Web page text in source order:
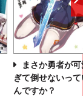
まさか勇者が
ぎて倒せないって
んですか？